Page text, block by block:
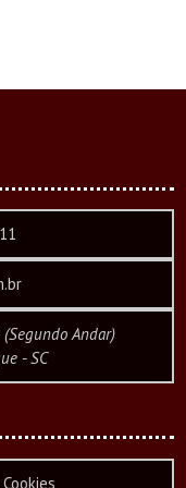
Andar)
- SC